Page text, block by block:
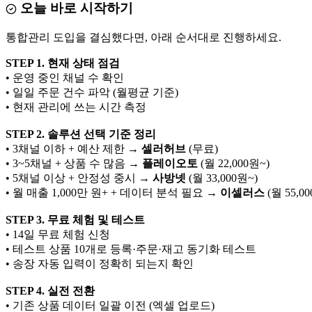
오늘 바로 시작하기
통합관리 도입을 결심했다면, 아래 순서대로 진행하세요.
STEP 1. 현재 상태 점검
• 운영 중인 채널 수 확인
• 일일 주문 건수 파악 (월평균 기준)
• 현재 관리에 쓰는 시간 측정
STEP 2. 솔루션 선택 기준 정리
• 3채널 이하 + 예산 제한 → 셀러허브 (무료)
• 3~5채널 + 상품 수 많음 → 플레이오토 (월 22,000원~)
• 5채널 이상 + 안정성 중시 → 사방넷 (월 33,000원~)
• 월 매출 1,000만 원+ + 데이터 분석 필요 → 이셀러스 (월
STEP 3. 무료 체험 및 테스트
• 14일 무료 체험 신청
• 테스트 상품 10개로 등록·주문·재고 동기화 테스트
• 송장 자동 입력이 정확히 되는지 확인
STEP 4. 실전 전환
• 기존 상품 데이터 일괄 이전 (엑셀 업로드)